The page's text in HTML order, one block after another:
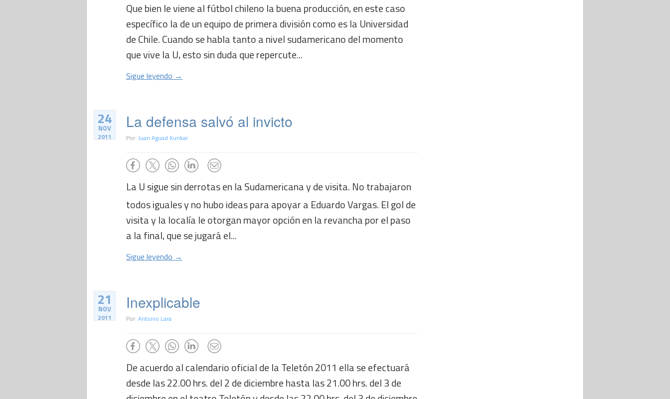
Que bien le viene al fútbol chileno la buena producción, en este caso
específico la de un equipo de primera división como es la Universidad
de Chile. Cuando se habla tanto a nivel sudamericano del momento
que vive la U, esto sin duda que repercute...
Sigue leyendo →
24
NOV
2011
La defensa salvó al invicto
Por: Juan Aguad Kunkar
La U sigue sin derrotas en la Sudamericana y de visita. No trabajaron
todos iguales y no hubo ideas para apoyar a Eduardo Vargas. El gol de
visita y la localía le otorgan mayor opción en la revancha por el paso
a la final, que se jugará el...
Sigue leyendo →
21
NOV
2011
Inexplicable
Por: Antonio Lara
De acuerdo al calendario oficial de la Teletón 2011 ella se efectuará
desde las 22.00 hrs. del 2 de diciembre hasta las 21.00 hrs. del 3 de